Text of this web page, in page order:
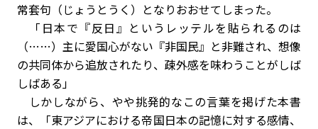
常套句（じょうとうく）となりおおせてしまった。
「日本で『反日』というレッテルを貼られるのは
（……）主に愛国心がない『非国民』と非難され、想像
の共同体から追放されたり、疎外感を味わうことがしば
しばある」
しかしながら、やや挑発的なこの言葉を掲げた本書
は、「東アジアにおける帝国日本の記憶に対する感情、